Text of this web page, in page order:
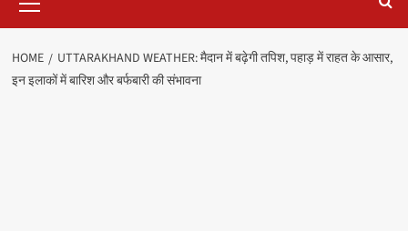
HOME
UTTARAKHAND WEATHER: मैदान में बढ़ेगी तपिश, पहाड़ में राहत के आसार,
इन इलाकों में बारिश और बर्फबारी की संभावना